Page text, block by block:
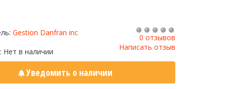
Gestion Danfran inc
Нет в наличии
0 отзывов
Написать отзыв
Уведомить о наличии